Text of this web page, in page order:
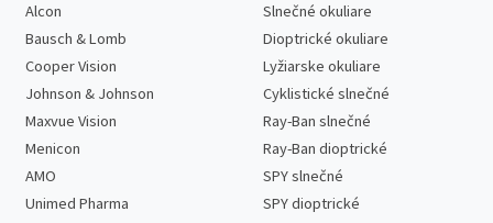
Alcon
Bausch & Lomb
Cooper Vision
Johnson & Johnson
Maxvue Vision
Menicon
AMO
Unimed Pharma
Slnečné okuliare
Dioptrické okuliare
Lyžiarske okuliare
Cyklistické slnečné
Ray-Ban slnečné
Ray-Ban dioptrické
SPY slnečné
SPY dioptrické